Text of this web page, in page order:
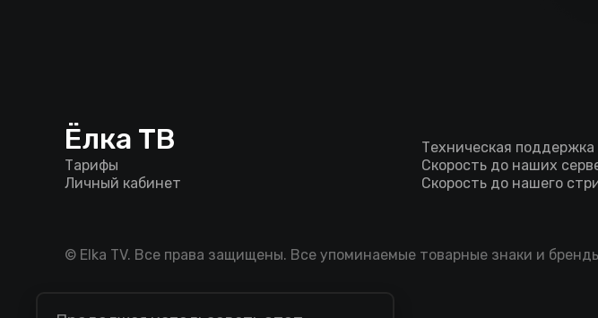
Ёлка ТВ
Тарифы
Личный кабинет
Техническая поддержка
Скорость до наших
Скорость до нашего
© Elka TV. Все права защищены. Все упоминаемые товарные знаки и